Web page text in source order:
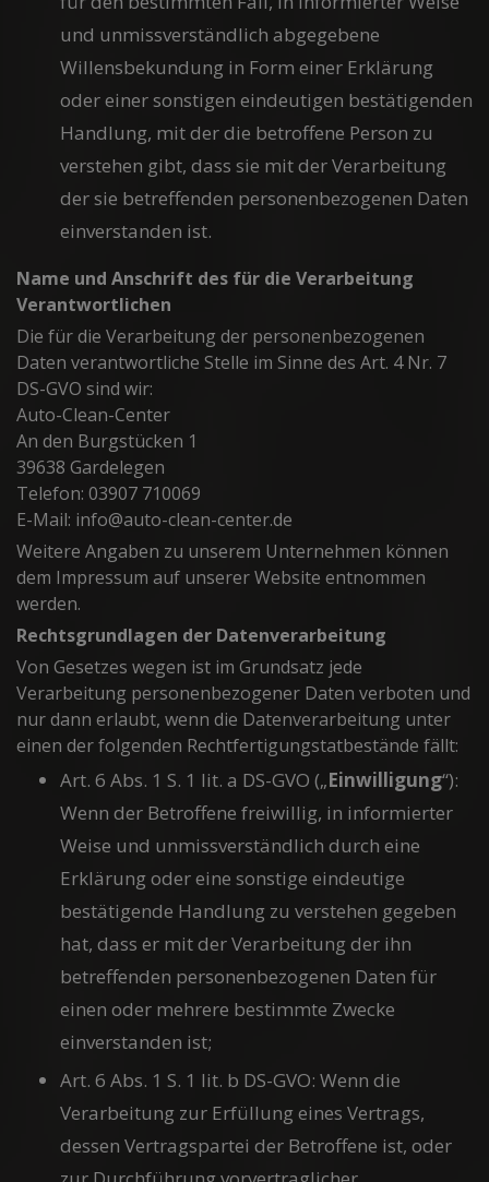
und unmissverständlich abgegebene
Willensbekundung in Form einer Erklärung
oder einer sonstigen eindeutigen bestätigenden
Handlung, mit der die betroffene Person zu
verstehen gibt, dass sie mit der Verarbeitung
der sie betreffenden personenbezogenen Daten
einverstanden ist.
Name und Anschrift des für die Verarbeitung
Verantwortlichen
Die für die Verarbeitung der personenbezogenen
Daten verantwortliche Stelle im Sinne des Art. 4 Nr. 7
DS-GVO sind wir:
Auto-Clean-Center
An den Burgstücken 1
39638 Gardelegen
Telefon: 03907 710069
E-Mail: info@auto-clean-center.de
Weitere Angaben zu unserem Unternehmen können
dem Impressum auf unserer Website entnommen
werden.
Rechtsgrundlagen der Datenverarbeitung
Von Gesetzes wegen ist im Grundsatz jede
Verarbeitung personenbezogener Daten verboten und
nur dann erlaubt, wenn die Datenverarbeitung unter
einen der folgenden Rechtfertigungstatbestände fällt:
Art. 6 Abs. 1 S. 1 lit. a DS-GVO („Einwilligung“):
Wenn der Betroffene freiwillig, in informierter
Weise und unmissverständlich durch eine
Erklärung oder eine sonstige eindeutige
bestätigende Handlung zu verstehen gegeben
hat, dass er mit der Verarbeitung der ihn
betreffenden personenbezogenen Daten für
einen oder mehrere bestimmte Zwecke
einverstanden ist;
Art. 6 Abs. 1 S. 1 lit. b DS-GVO: Wenn die
Verarbeitung zur Erfüllung eines Vertrags,
dessen Vertragspartei der Betroffene ist, oder